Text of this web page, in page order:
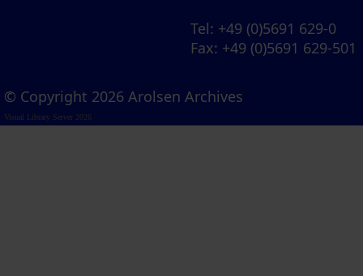
Tel: +49 (0)5691 629-0
Fax: +49 (0)5691 629-501
© Copyright 2026 Arolsen Archives
Visual Library Server 2026